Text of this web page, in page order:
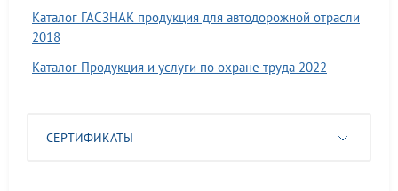
Каталог ГАСЗНАК продукция для автодорожной отрасли
2018
Каталог Продукция и услуги по охране труда 2022
СЕРТИФИКАТЫ